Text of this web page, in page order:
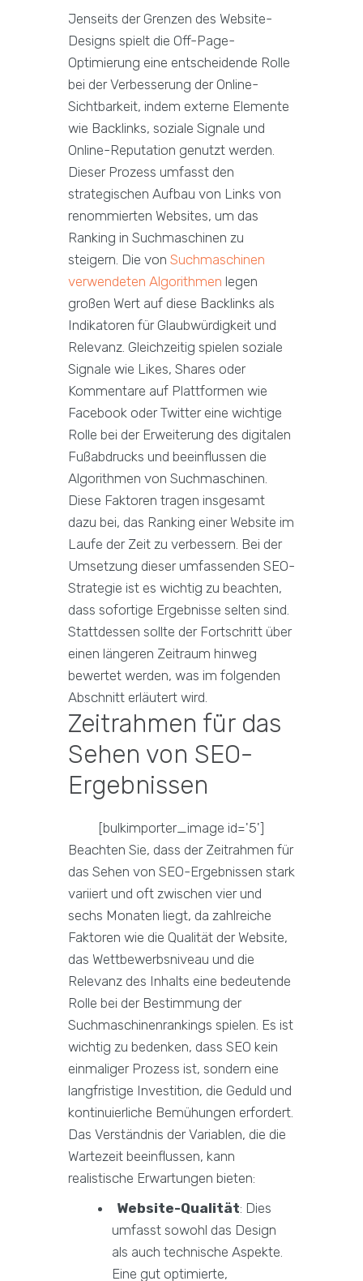
Jenseits der Grenzen des Website-
Designs spielt die Off-Page-
Optimierung eine entscheidende Rolle
bei der Verbesserung der Online-
Sichtbarkeit, indem externe Elemente
wie Backlinks, soziale Signale und
Online-Reputation genutzt werden.
Dieser Prozess umfasst den
strategischen Aufbau von Links von
renommierten Websites, um das
Ranking in Suchmaschinen zu
steigern. Die von Suchmaschinen
verwendeten Algorithmen legen
großen Wert auf diese Backlinks als
Indikatoren für Glaubwürdigkeit und
Relevanz. Gleichzeitig spielen soziale
Signale wie Likes, Shares oder
Kommentare auf Plattformen wie
Facebook oder Twitter eine wichtige
Rolle bei der Erweiterung des digitalen
Fußabdrucks und beeinflussen die
Algorithmen von Suchmaschinen.
Diese Faktoren tragen insgesamt
dazu bei, das Ranking einer Website im
Laufe der Zeit zu verbessern. Bei der
Umsetzung dieser umfassenden SEO-
Strategie ist es wichtig zu beachten,
dass sofortige Ergebnisse selten sind.
Stattdessen sollte der Fortschritt über
einen längeren Zeitraum hinweg
bewertet werden, was im folgenden
Abschnitt erläutert wird.
Zeitrahmen für das
Sehen von SEO-
Ergebnissen
[bulkimporter_image id='5']
Beachten Sie, dass der Zeitrahmen für
das Sehen von SEO-Ergebnissen stark
variiert und oft zwischen vier und
sechs Monaten liegt, da zahlreiche
Faktoren wie die Qualität der Website,
das Wettbewerbsniveau und die
Relevanz des Inhalts eine bedeutende
Rolle bei der Bestimmung der
Suchmaschinenrankings spielen. Es ist
wichtig zu bedenken, dass SEO kein
einmaliger Prozess ist, sondern eine
langfristige Investition, die Geduld und
kontinuierliche Bemühungen erfordert.
Das Verständnis der Variablen, die die
Wartezeit beeinflussen, kann
realistische Erwartungen bieten:
Website-Qualität: Dies
umfasst sowohl das Design
als auch technische Aspekte.
Eine gut optimierte,